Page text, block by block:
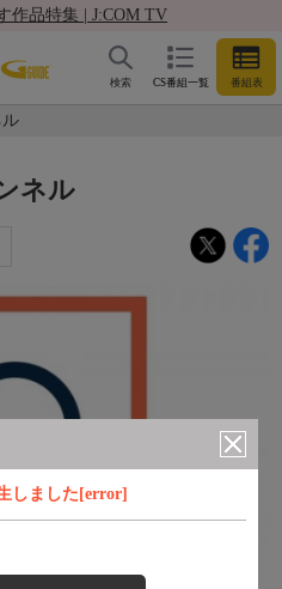
作品特集 | J:COM TV
CS番組一覧 番組表
検索
ル
しました[error]
ネル